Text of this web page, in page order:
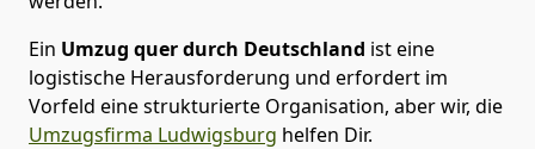
Ein Umzug quer durch Deutschland ist eine
logistische Herausforderung und erfordert im
Vorfeld eine strukturierte Organisation, aber wir, die
Umzugsfirma Ludwigsburg helfen Dir.